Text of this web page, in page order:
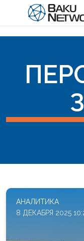
АНАЛИТИКА
8 ДЕКАБРЯ 2025